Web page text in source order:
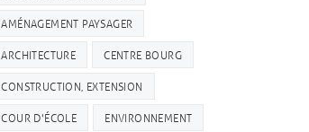
AMÉNAGEMENT PAYSAGER
ARCHITECTURE CENTRE BOURG
CONSTRUCTION, EXTENSION
COUR D'ÉCOLE ENVIRONNEMENT